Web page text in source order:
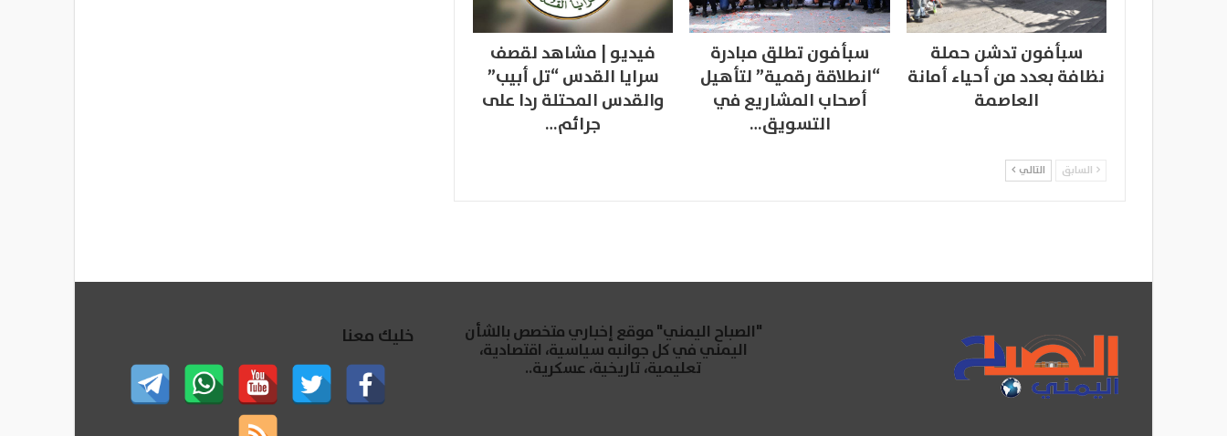
سبأفون تدشن حملة
نظافة بعدد من أحياء أمانة
العاصمة
سبأفون تطلق مبادرة
“انطلاقة رقمية” لتأهيل
أصحاب المشاريع في
التسويق…
فيديو | مشاهد لقصف
سرايا القدس “تل أبيب”
والقدس المحتلة ردا على
جرائم…
السابق التالي
"الصباح اليمني" موقع إخباري متخصص بالشأن
اليمني في كل جوانبه سياسية، اقتصادية،
تعليمية، تاريخية، عسكرية..
خليك معنا